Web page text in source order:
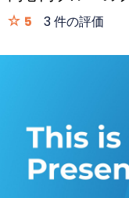
5 3 件の評価